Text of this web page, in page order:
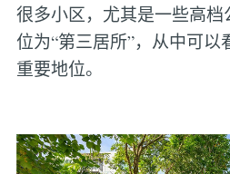
很多小区，尤其是一些高
位为“第三居所”，从中可以
重要地位。